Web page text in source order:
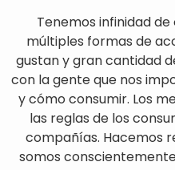
Tenemos infinidad
múltiples formas de
gustan y gran cantidad
con la gente que nos
y cómo consumir. Los
las reglas de los
compañías. Hacemos
somos